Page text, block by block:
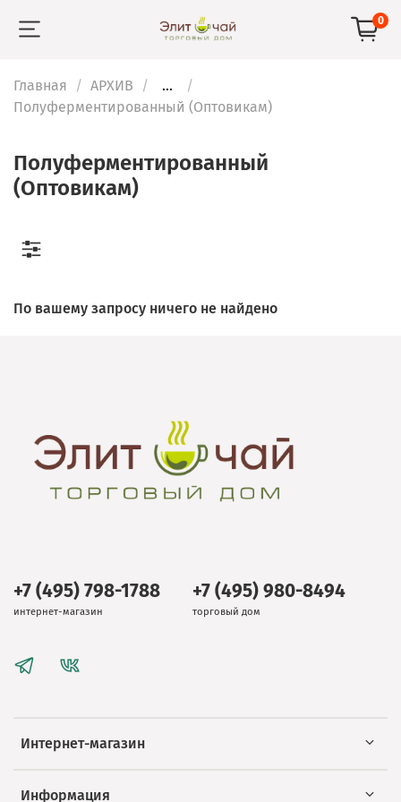
0
Главная АРХИВ
...
Полуферментированный (Оптовикам)
Полуферментированный
(Оптовикам)
По вашему запросу ничего не найдено
Интернет-магазин
Информация
+7 (495) 798-1788
интернет-магазин
+7 (495) 980-8494
торговый дом